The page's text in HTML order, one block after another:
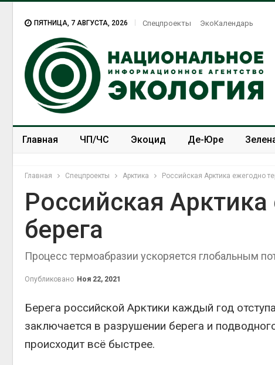
ПЯТНИЦА, 7 АВГУСТА, 2026 Спецпроекты ЭкоКалендарь
Главная ЧП/ЧС Экоцид Де-Юре
Главная Спецпроекты Арктика Российская Арктика ежегодно
Российская
берега
Процесс термоабразии ускоряется глобальным
Опубликовано Ноя 22, 2021
Берега российской Арктики каждый год
заключается в разрушении берега и
происходит всё быстрее.